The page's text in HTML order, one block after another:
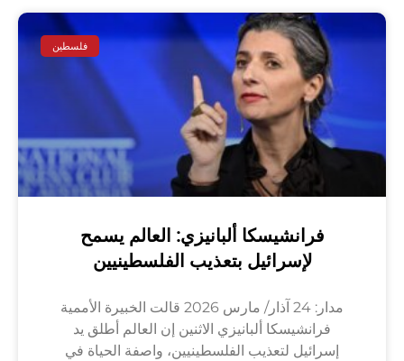
فلسطين
فرانشيسكا ألبانيزي: العالم يسمح
لإسرائيل بتعذيب الفلسطينيين
مدار: 24 آذار/ مارس 2026 قالت الخبيرة الأممية
فرانشيسكا ألبانيزي الاثنين إن العالم أطلق يد
إسرائيل لتعذيب الفلسطينيين، واصفة الحياة في